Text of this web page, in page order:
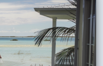
und Unwetter
nehmen zu